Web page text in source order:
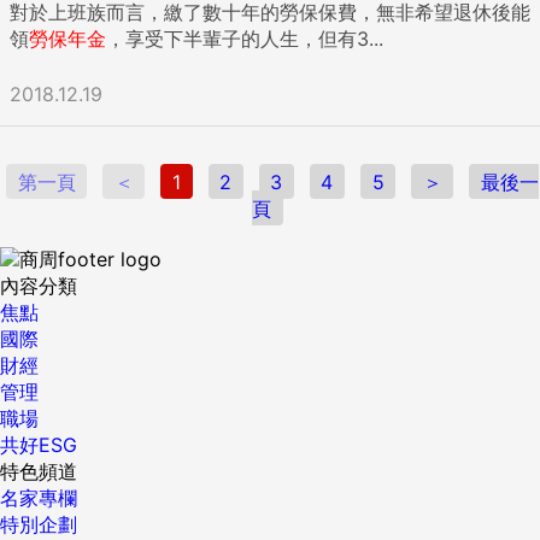
對於上班族而言，繳了數十年的勞保保費，無非希望退休後能
領勞保年金 ，享受下半輩子的人生，但有3...
2018.12.19
第一頁 ＜ 1 2 3 4 5 ＞
最後一
頁
內容分類
焦點
國際
財經
管理
職場
共好ESG
特色頻道
名家專欄
特別企劃